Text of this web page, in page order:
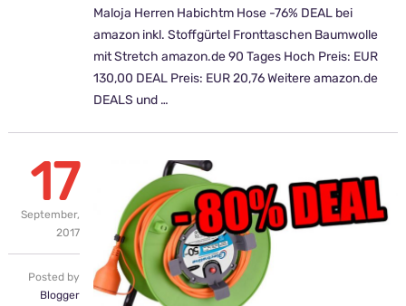
Maloja Herren Habichtm Hose -76% DEAL bei
amazon inkl. Stoffgürtel Fronttaschen Baumwolle
mit Stretch amazon.de 90 Tages Hoch Preis: EUR
130,00 DEAL Preis: EUR 20,76 Weitere amazon.de
DEALS und …
17
September,
2017
Posted by
Blogger